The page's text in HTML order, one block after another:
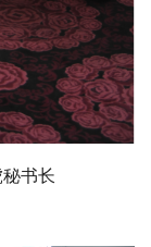
秘书长